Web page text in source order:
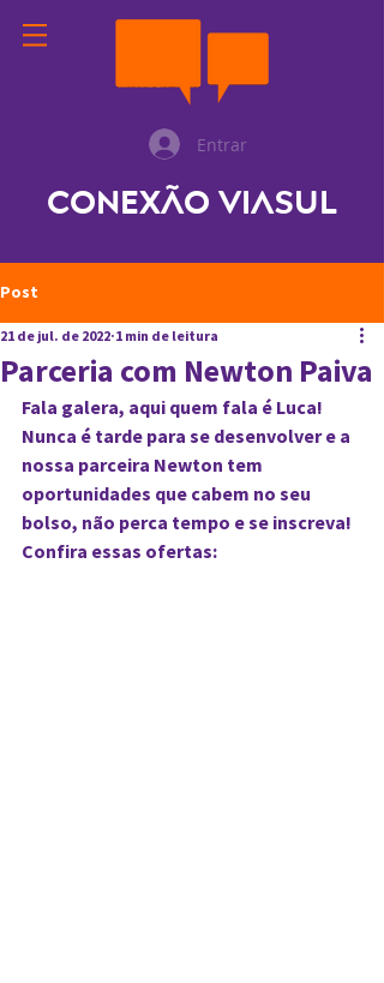
Entrar
Conexão ViaSul
Post
Parceria com Newton Paiva
21 de jul. de 2022 1 min de leitura
Fala galera, aqui quem fala é Luca!
Nunca é tarde para se desenvolver e a
nossa parceira Newton tem
oportunidades que cabem no seu
bolso, não perca tempo e se inscreva!
Confira essas ofertas: